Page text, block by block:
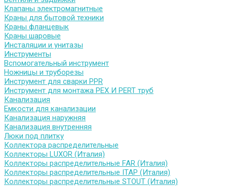
Клапаны электромагнитные
Краны для бытовой техники
Краны фланцевык
Краны шаровые
Инсталяции и унитазы
Инструменты
Вспомогательный инструмент
Ножницы и труборезы
Инструмент для сварки PPR
Инструмент для монтажа PEX И PERT труб
Канализация
Емкости для канализации
Канализация наружняя
Канализация внутренняя
Люки под плитку
Коллектора распределительные
Коллекторы LUXOR (Италия)
Коллекторы распределительные FAR (Италия)
Коллекторы распределительные ITAP (Италия)
Коллекторы распределительные STOUT (Италия)